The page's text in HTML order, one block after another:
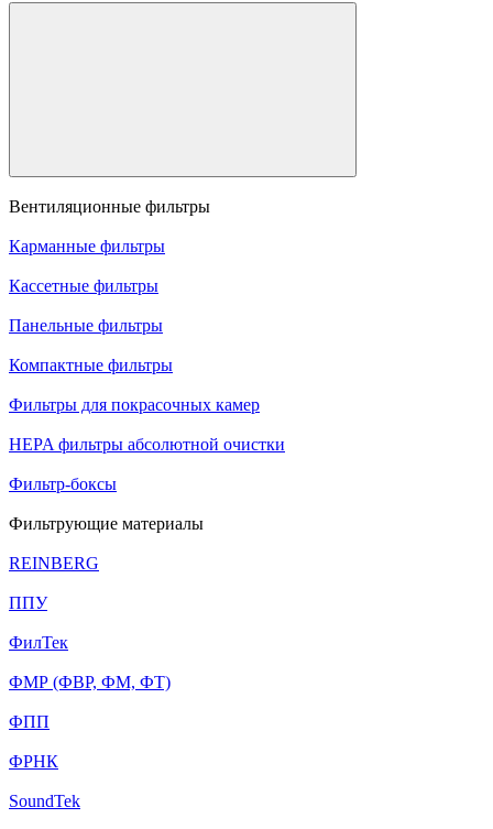
Вентиляционные фильтры
Карманные фильтры
Кассетные фильтры
Панельные фильтры
Компактные фильтры
Фильтры для покрасочных камер
HEPA фильтры абсолютной очистки
Фильтр-боксы
Фильтрующие материалы
REINBERG
ППУ
ФилТек
ФМР (ФВР, ФМ, ФТ)
ФПП
ФРНК
SoundTek